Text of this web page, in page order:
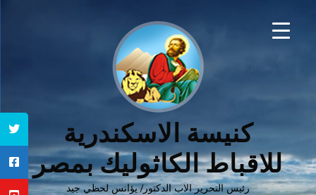
كنيسة الاسكندرية
للاقباط الكاثوليك بمصر
رئيس التحرير الاب الدكتور/ يؤانس لحظي جيد